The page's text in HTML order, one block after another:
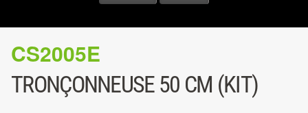
CS2005E
TRONÇONNEUSE 50 CM (KIT)